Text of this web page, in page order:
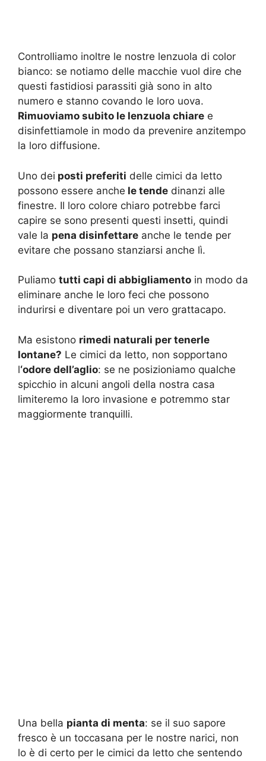
Controlliamo inoltre le nostre lenzuola di color
bianco: se notiamo delle macchie vuol dire che
questi fastidiosi parassiti già sono in alto
numero e stanno covando le loro uova.
Rimuoviamo subito le lenzuola chiare e
disinfettiamole in modo da prevenire anzitempo
la loro diffusione.
Uno dei posti preferiti delle cimici da letto
possono essere anche le tende dinanzi alle
finestre. Il loro colore chiaro potrebbe farci
capire se sono presenti questi insetti, quindi
vale la pena disinfettare anche le tende per
evitare che possano stanziarsi anche lì.
Puliamo tutti capi di abbigliamento in modo da
eliminare anche le loro feci che possono
indurirsi e diventare poi un vero grattacapo.
Ma esistono rimedi naturali per tenerle
lontane? Le cimici da letto, non sopportano
l‘odore dell’aglio: se ne posizioniamo qualche
spicchio in alcuni angoli della nostra casa
limiteremo la loro invasione e potremmo star
maggiormente tranquilli.
Una bella pianta di menta: se il suo sapore
fresco è un toccasana per le nostre narici, non
lo è di certo per le cimici da letto che sentendo